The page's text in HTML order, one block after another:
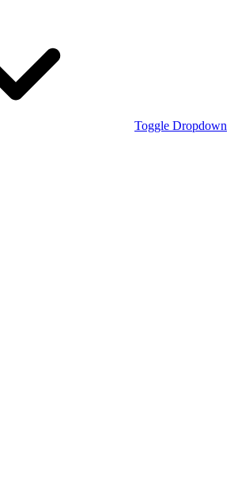
Toggle Dropdown